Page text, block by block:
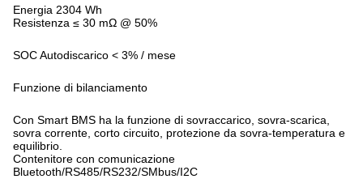
Energia 2304 Wh
Resistenza ≤ 30 mΩ @ 50%
SOC Autodiscarico < 3% / mese
Funzione di bilanciamento
Con Smart BMS ha la funzione di sovraccarico, sovra-scarica,
sovra corrente, corto circuito, protezione da sovra-temperatura e
equilibrio.
Contenitore con comunicazione
Bluetooth/RS485/RS232/SMbus/I2C